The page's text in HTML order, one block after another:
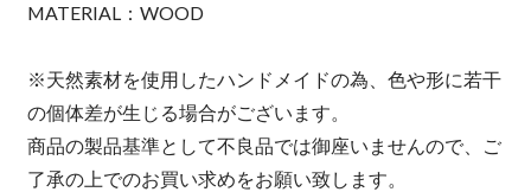
MATERIAL：WOOD
※天然素材を使用したハンドメイドの為、色や形に若干
の個体差が生じる場合がございます。
商品の製品基準として不良品では御座いませんので、ご
了承の上でのお買い求めをお願い致します。